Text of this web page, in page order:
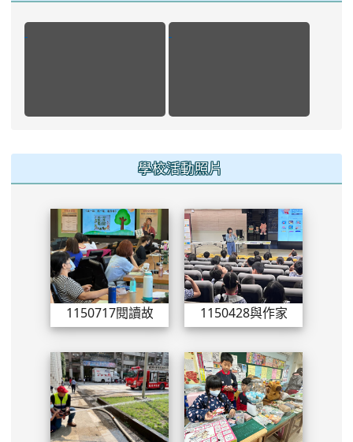
學校活動照片
1150717閱讀故事志工-吳菊芬
1150717閱讀故事志工-吳菊芬1150428與作家有約-童嘉
兒童節表揚與上下課翻轉照片0328園